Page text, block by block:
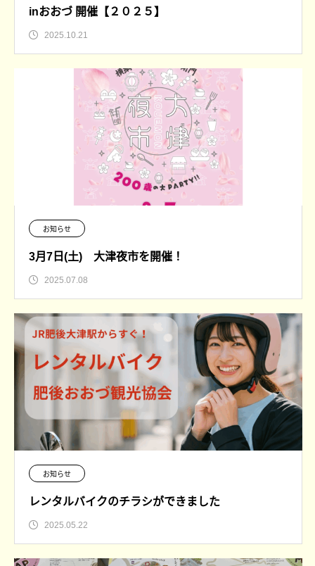
inおおづ 開催【２０２５】
2025.10.21
お知らせ
3月7日(土) 大津夜市を開催！
2025.07.08
お知らせ
レンタルバイクのチラシができました
2025.05.22